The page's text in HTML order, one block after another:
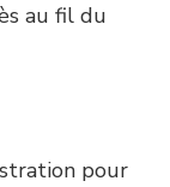
au fil du
pour